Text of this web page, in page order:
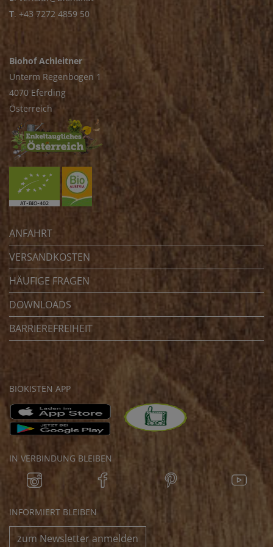
T. +43 7272 4859 50
Biohof Achleitner
Unterm Regenbogen 1
4070 Eferding
Österreich
ANFAHRT
VERSANDKOSTEN
HÄUFIGE FRAGEN
DOWNLOADS
BARRIEREFREIHEIT
BIOKISTEN APP
IN VERBINDUNG BLEIBEN
INFORMIERT BLEIBEN
zum Newsletter anmelden